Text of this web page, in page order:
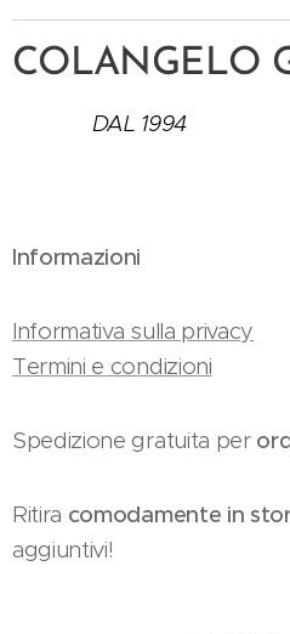
COLANGELO
DAL 1994
Informazioni
Informativa sulla privacy
Termini e condizioni
Spedizione gratuita per
Ritira comodamente in
aggiuntivi!